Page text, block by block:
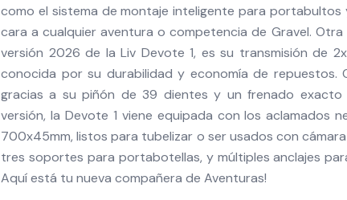
como el sistema de montaje inteligente para
cara a cualquier aventura o competencia de Gravel.
versión 2026 de la Liv Devote 1, es su transmisión de
conocida por su durabilidad y economía de repuestos.
gracias a su piñón de 39 dientes y un frenado exacto
versión, la Devote 1 viene equipada con los aclamados
700x45mm, listos para tubelizar o ser usados con
tres soportes para portabotellas, y múltiples anclajes
Aquí está tu nueva compañera de Aventuras!